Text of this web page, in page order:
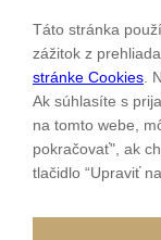
Sme rodinná
šperkov od roku
Pozrite sa na
Táto stránka
zážitok z
stránke Cookies .
Ak súhlasíte s
na tomto webe,
pokračovať", ak
tlačidlo “Upraviť